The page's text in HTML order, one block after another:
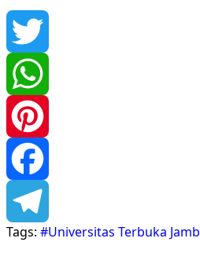
Twitter
WhatsApp
Pinterest
Facebook
Telegram
Tags: #Universitas Terbuka